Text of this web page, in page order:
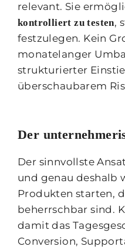
relevant. Sie
kontrolliert zu testen,
festzulegen. Kein
monatelanger
strukturierter
überschaubarem
Der
Der sinnvollste
und genau deshalb
Produkten starten,
beherrschbar sind.
damit das
Conversion,